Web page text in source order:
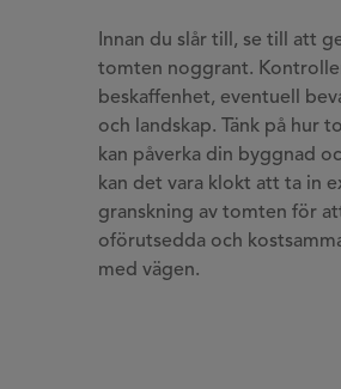
Innan du slår till, se till att
tomten noggrant.
beskaffenhet, eventuell
och landskap. Tänk på hur
kan påverka din byggnad
kan det vara klokt att ta in
granskning av tomten för
oförutsedda och
med vägen.